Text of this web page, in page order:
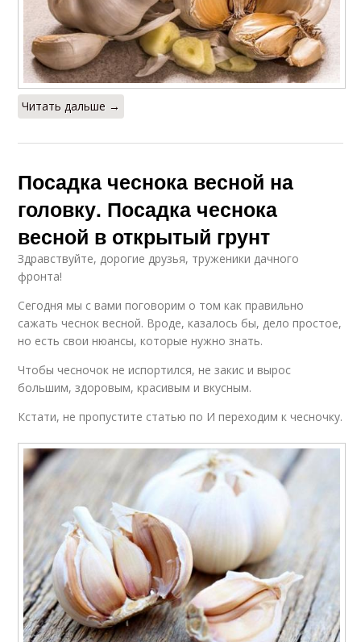
Читать дальше →
Посадка чеснока весной на
головку. Посадка чеснока
весной в открытый грунт
Здравствуйте, дорогие друзья, труженики дачного
фронта! ‍
Сегодня мы с вами поговорим о том как правильно
сажать чеснок весной. Вроде, казалось бы, дело простое,
но есть свои нюансы, которые нужно знать.
Чтобы чесночок не испортился, не закис и вырос
большим, здоровым, красивым и вкусным.
Кстати, не пропустите статью по И переходим к чесночку.